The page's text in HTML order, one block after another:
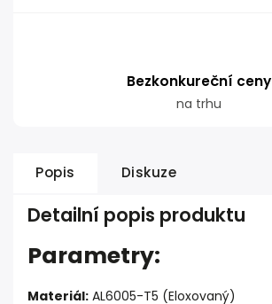
Bezkonkureční ceny
na trhu
Popis Diskuze
Detailní popis produktu
Parametry:
Materiál: AL6005-T5 (Eloxovaný)